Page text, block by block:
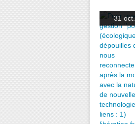
31 oct.